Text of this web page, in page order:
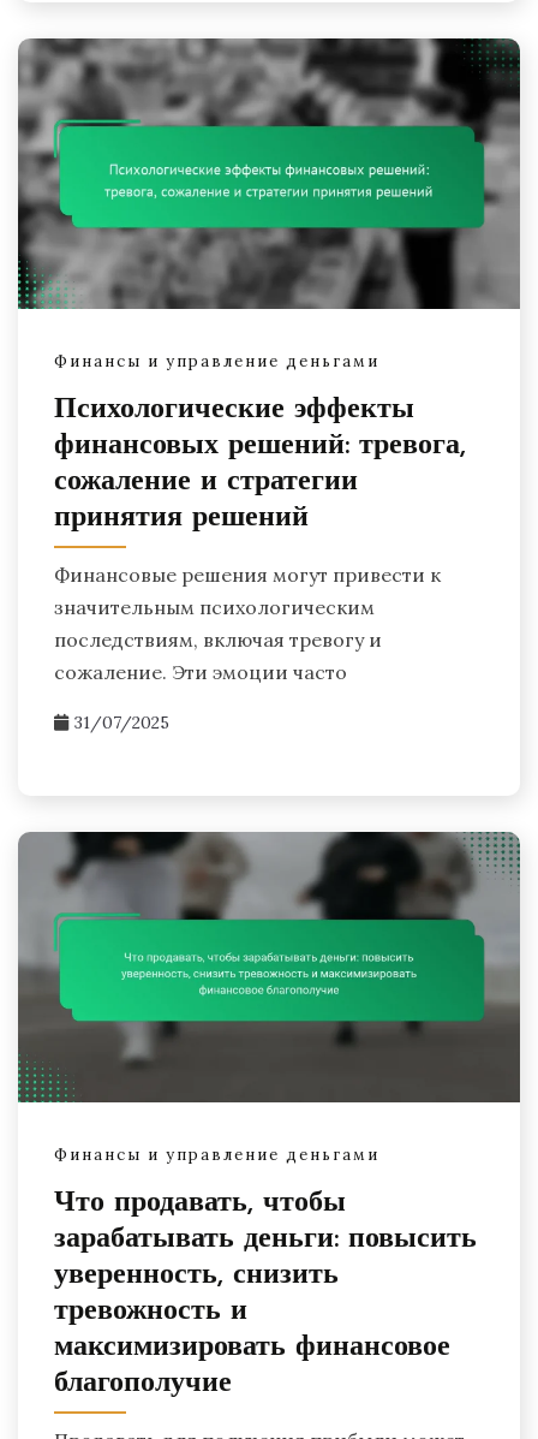
Финансы и управление деньгами
Психологические эффекты
финансовых решений: тревога,
сожаление и стратегии
принятия решений
Финансовые решения могут привести к
значительным психологическим
последствиям, включая тревогу и
сожаление. Эти эмоции часто
31/07/2025
Финансы и управление деньгами
Что продавать, чтобы
зарабатывать деньги: повысить
уверенность, снизить
тревожность и
максимизировать финансовое
благополучие